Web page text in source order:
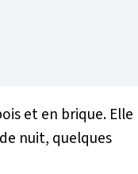
et en brique. Elle
nuit, quelques